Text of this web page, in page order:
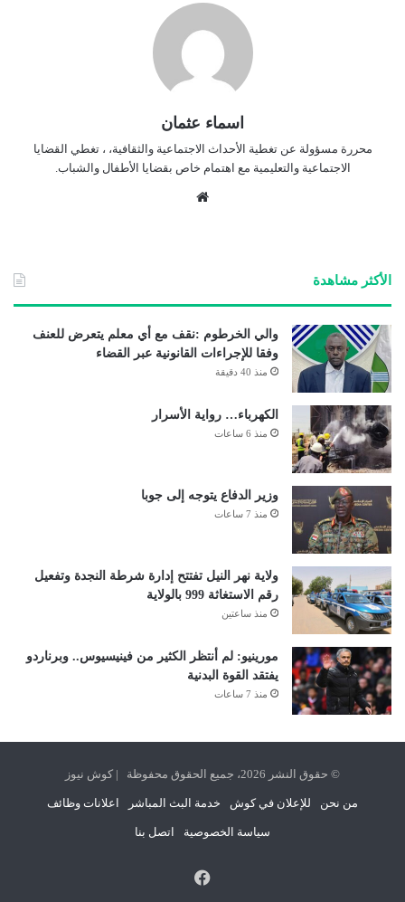
اسماء عثمان
محررة مسؤولة عن تغطية الأحداث الاجتماعية والثقافية، ، تغطي القضايا
الاجتماعية والتعليمية مع اهتمام خاص بقضايا الأطفال والشباب.
الأكثر مشاهدة
والي الخرطوم :نقف مع أي معلم يتعرض للعنف
وفقا للإجراءات القانونية عبر القضاء
منذ 40 دقيقة
الكهرباء… رواية الأسرار
منذ 6 ساعات
وزير الدفاع يتوجه إلى جوبا
منذ 7 ساعات
ولاية نهر النيل تفتتح إدارة شرطة النجدة وتفعيل
رقم الاستغاثة 999 بالولاية
منذ ساعتين
مورينيو: لم أنتظر الكثير من فينيسيوس.. وبرناردو
يفتقد القوة البدنية
منذ 7 ساعات
© حقوق النشر 2026، جميع الحقوق محفوظة | كوش نيوز
من نحن للإعلان في كوش خدمة البث المباشر اعلانات وظائف
سياسة الخصوصية اتصل بنا